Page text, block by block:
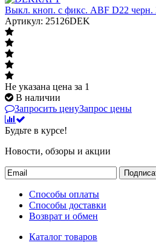
Выкл. кноп. с фикс. ABF D22
Артикул: 25126DEK
Не указана цена за 1
В наличии
Запросить ценуЗапрос цены
Будьте в курсе!
Новости, обзоры и акции
Способы оплаты
Способы доставки
Возврат и обмен
Каталог товаров